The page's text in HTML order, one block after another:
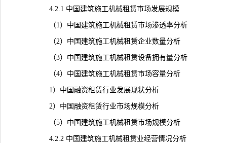
4.2.1 中国建筑施工机械租赁市场发展规模
（1）中国建筑施工机械租赁市场渗透率分析
（2）中国建筑施工机械租赁企业数量分析
（3）中国建筑施工机械租赁设备拥有量分析
（4）中国建筑施工机械租赁市场容量分析
1）中国融资租赁行业发展现状分析
2）中国融资租赁行业市场规模分析
（5）中国建筑施工机械租赁市场规模分析
4.2.2 中国建筑施工机械租赁业经营情况分析